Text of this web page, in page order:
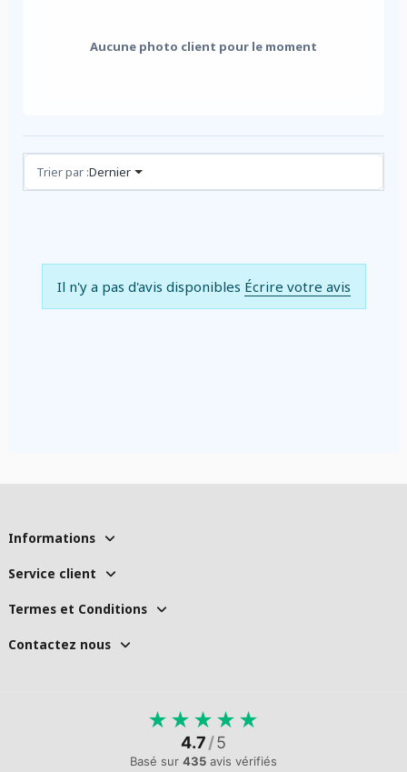
Aucune photo client pour le moment
Avis (0)
Trier par :Dernier
Il n'y a pas d'avis disponibles Écrire votre avis
Informations
Service client
Termes et Conditions
Contactez nous
★ ★ ★ ★ ★
4.7/5
Basé sur 435 avis vérifiés